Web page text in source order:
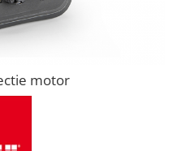
motor